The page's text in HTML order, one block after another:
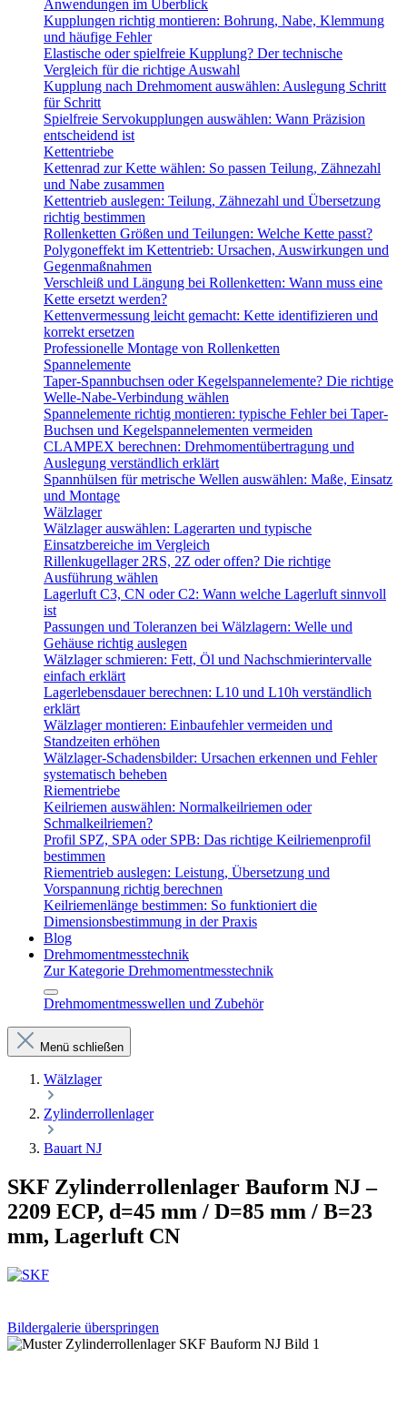
Anwendungen im Überblick
Kupplungen richtig montieren: Bohrung, Nabe, Klemmung
und häufige Fehler
Elastische oder spielfreie Kupplung? Der technische
Vergleich für die richtige Auswahl
Kupplung nach Drehmoment auswählen: Auslegung Schritt
für Schritt
Spielfreie Servokupplungen auswählen: Wann Präzision
entscheidend ist
Kettentriebe
Kettenrad zur Kette wählen: So passen Teilung, Zähnezahl
und Nabe zusammen
Kettentrieb auslegen: Teilung, Zähnezahl und Übersetzung
richtig bestimmen
Rollenketten Größen und Teilungen: Welche Kette passt?
Polygoneffekt im Kettentrieb: Ursachen, Auswirkungen und
Gegenmaßnahmen
Verschleiß und Längung bei Rollenketten: Wann muss eine
Kette ersetzt werden?
Kettenvermessung leicht gemacht: Kette identifizieren und
korrekt ersetzen
Professionelle Montage von Rollenketten
Spannelemente
Taper-Spannbuchsen oder Kegelspannelemente? Die richtige
Welle-Nabe-Verbindung wählen
Spannelemente richtig montieren: typische Fehler bei Taper-
Buchsen und Kegelspannelementen vermeiden
CLAMPEX berechnen: Drehmomentübertragung und
Auslegung verständlich erklärt
Spannhülsen für metrische Wellen auswählen: Maße, Einsatz
und Montage
Wälzlager
Wälzlager auswählen: Lagerarten und typische
Einsatzbereiche im Vergleich
Rillenkugellager 2RS, 2Z oder offen? Die richtige
Ausführung wählen
Lagerluft C3, CN oder C2: Wann welche Lagerluft sinnvoll
ist
Passungen und Toleranzen bei Wälzlagern: Welle und
Gehäuse richtig auslegen
Wälzlager schmieren: Fett, Öl und Nachschmierintervalle
einfach erklärt
Lagerlebensdauer berechnen: L10 und L10h verständlich
erklärt
Wälzlager montieren: Einbaufehler vermeiden und
Standzeiten erhöhen
Wälzlager-Schadensbilder: Ursachen erkennen und Fehler
systematisch beheben
Riementriebe
Keilriemen auswählen: Normalkeilriemen oder
Schmalkeilriemen?
Profil SPZ, SPA oder SPB: Das richtige Keilriemenprofil
bestimmen
Riementrieb auslegen: Leistung, Übersetzung und
Vorspannung richtig berechnen
Keilriemenlänge bestimmen: So funktioniert die
Dimensionsbestimmung in der Praxis
Blog
Drehmomentmesstechnik
Zur Kategorie Drehmomentmesstechnik
Drehmomentmesswellen und Zubehör
Menü schließen
Wälzlager
Zylinderrollenlager
Bauart NJ
SKF Zylinderrollenlager Bauform NJ –
2209 ECP, d=45 mm / D=85 mm / B=23
mm, Lagerluft CN
Bildergalerie überspringen